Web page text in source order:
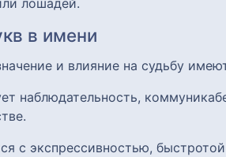
лошадей.
в имени
и влияние на судьбу
наблюдательность,
с экспрессивностью,